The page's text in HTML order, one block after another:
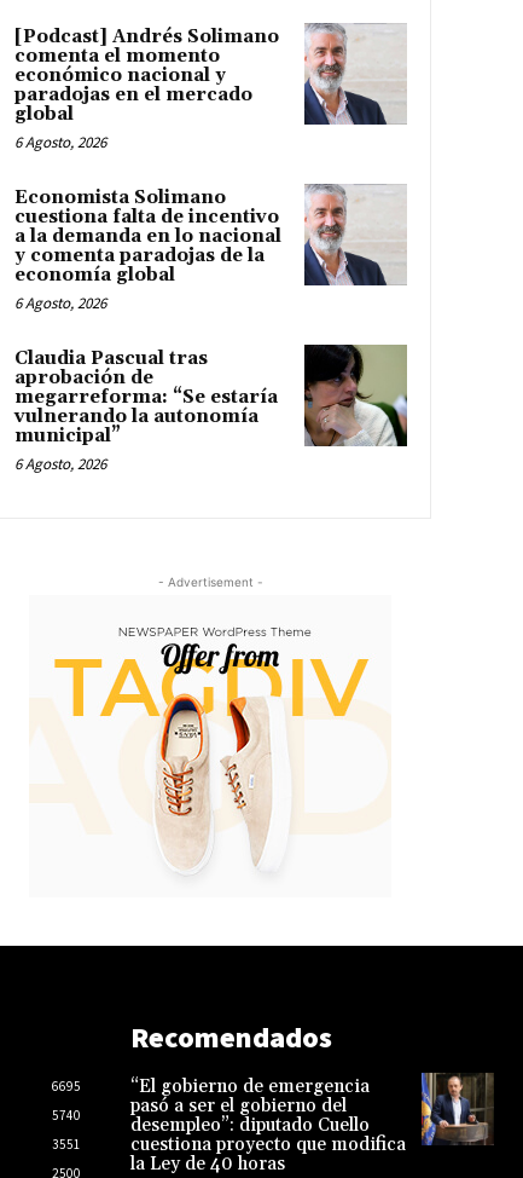
[Podcast] Andrés Solimano
comenta el momento
económico nacional y
paradojas en el mercado
global
6 Agosto, 2026
Economista Solimano
cuestiona falta de incentivo
a la demanda en lo nacional
y comenta paradojas de la
economía global
6 Agosto, 2026
Claudia Pascual tras
aprobación de
megarreforma: “Se estaría
vulnerando la autonomía
municipal”
6 Agosto, 2026
- Advertisement -
6695
5740
3551
2500
Recomendados
“El gobierno de emergencia
pasó a ser el gobierno del
desempleo”: diputado Cuello
cuestiona proyecto que modifica
la Ley de 40 horas